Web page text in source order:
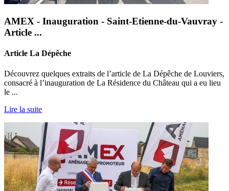
AMEX - Inauguration - Saint-Etienne-du-Vauvray -
Article ...
Article La Dépêche
Découvrez quelques extraits de l’article de La Dépêche de Louviers,
consacré à l’inauguration de La Résidence du Château qui a eu lieu
le ...
Lire la suite